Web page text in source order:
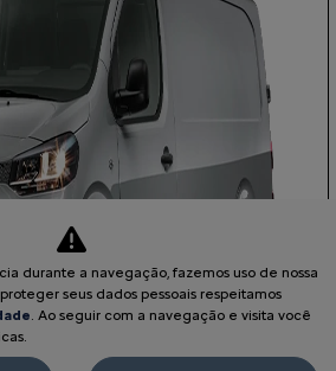
durante a navegação, fazemos uso de nossa
seus dados pessoais respeitamos
. Ao seguir com a navegação e visita você